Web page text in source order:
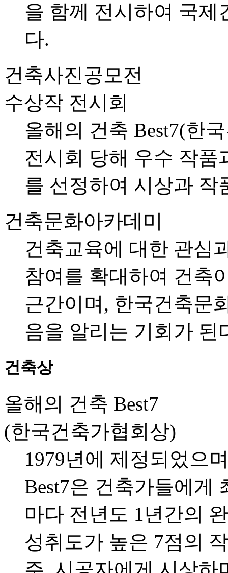
을 함께 전시하여 국제
다.
건축사진공모전
수상작 전시회
올해의 건축 Best7(한
전시회 당해 우수 작품
를 선정하여 시상과 작
건축문화아카데미
건축교육에 대한 관심
참여를 확대하여 건축
근간이며, 한국건축문
음을 알리는 기회가 된
건축상
올해의 건축 Best7
(한국건축가협회상)
1979년에 제정되었으
Best7은 건축가들에게
마다 전년도 1년간의
성취도가 높은 7점의